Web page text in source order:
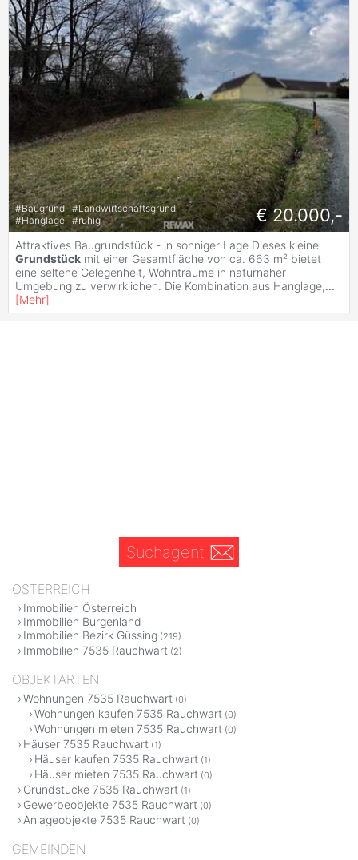
#Baugrund #Landwirtschaftsgrund
#Hanglage #ruhig € 20.000,-
Attraktives Baugrundstück - in sonniger Lage Dieses kleine
Grundstück mit einer Gesamtfläche von ca. 663 m² bietet
eine seltene Gelegenheit, Wohnträume in naturnaher
Umgebung zu verwirklichen. Die Kombination aus Hanglage,...
[Mehr]
Suchagent
ÖSTERREICH
Immobilien Österreich
Immobilien Burgenland
Immobilien Bezirk Güssing (219)
Immobilien 7535 Rauchwart (2)
OBJEKTARTEN
Wohnungen 7535 Rauchwart (0)
Wohnungen kaufen 7535 Rauchwart (0)
Wohnungen mieten 7535 Rauchwart (0)
Häuser 7535 Rauchwart (1)
Häuser kaufen 7535 Rauchwart (1)
Häuser mieten 7535 Rauchwart (0)
Grundstücke 7535 Rauchwart (1)
Gewerbeobjekte 7535 Rauchwart (0)
Anlageobjekte 7535 Rauchwart (0)
GEMEINDEN